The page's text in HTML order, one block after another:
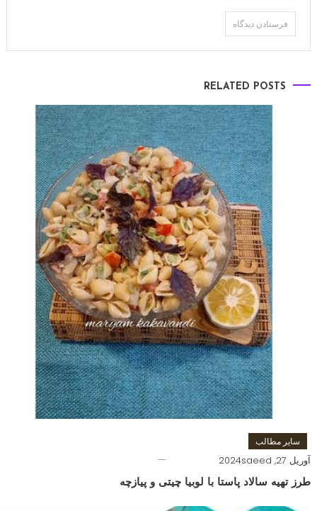
RELATED POSTS
سایر مطالب
آوریل 27, 2024 saeed
طرز تهیه سالاد پاستا با لوبیا چیتی و پیازچه